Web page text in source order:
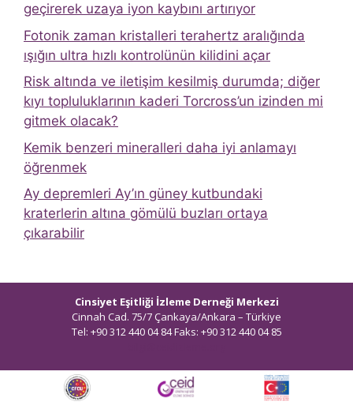
geçirerek uzaya iyon kaybını artırıyor
Fotonik zaman kristalleri terahertz aralığında
ışığın ultra hızlı kontrolünün kilidini açar
Risk altında ve iletişim kesilmiş durumda; diğer
kıyı topluluklarının kaderi Torcross’un izinden mi
gitmek olacak?
Kemik benzeri mineralleri daha iyi anlamayı
öğrenmek
Ay depremleri Ay’ın güney kutbundaki
kraterlerin altına gömülü buzları ortaya
çıkarabilir
Cinsiyet Eşitliği İzleme Derneği Merkezi
Cinnah Cad. 75/7 Çankaya/Ankara – Türkiye
Tel: +90 312 440 04 84 Faks: +90 312 440 04 85